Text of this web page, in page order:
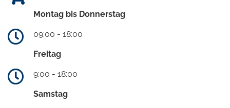
Montag bis Donnerstag
09:00 - 18:00
Freitag
9:00 - 18:00
Samstag